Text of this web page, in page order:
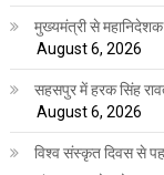
मुख्यमंत्री से महानिदेशक
August 6, 2026
सहसपुर में हरक सिंह
August 6, 2026
विश्व संस्कृत दिवस से